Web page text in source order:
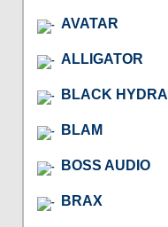
AVATAR
ALLIGATOR
BLACK HYDRA
BLAM
BOSS AUDIO
BRAX